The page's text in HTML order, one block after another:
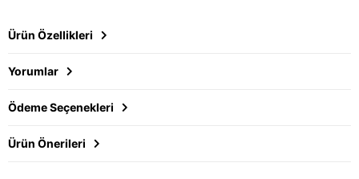
Ürün Özellikleri
Yorumlar
Ödeme Seçenekleri
Ürün Önerileri